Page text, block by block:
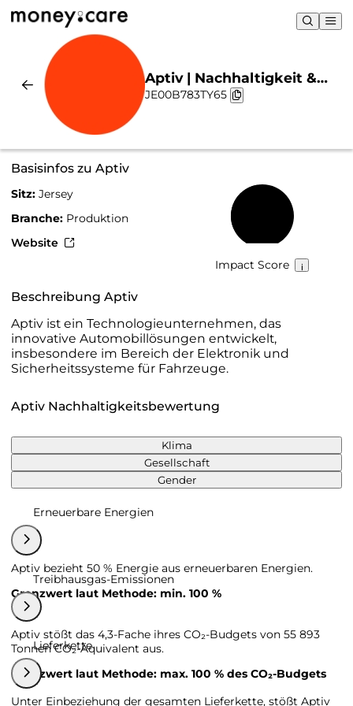
Aptiv | Nachhaltigkeit &
Chart
JE00B783TY65
Basisinfos zu Aptiv
Sitz: Jersey
Branche: Produktion
Website
Impact Score
Beschreibung Aptiv
Aptiv ist ein Technologieunternehmen, das
innovative Automobillösungen entwickelt,
insbesondere im Bereich der Elektronik und
Sicherheitssysteme für Fahrzeuge.
Aptiv Nachhaltigkeitsbewertung
Klima
Gesellschaft
Gender
Erneuerbare Energien
Aptiv bezieht 50 % Energie aus erneuerbaren Energien.
Grenzwert laut Methode: min. 100 %
Treibhausgas-Emissionen
Aptiv stößt das 4,3-Fache ihres CO₂-Budgets von 55 893
Tonnen CO₂-Äquivalent aus.
Grenzwert laut Methode: max. 100 % des CO₂-Budgets
Lieferkette
Unter Einbeziehung der gesamten Lieferkette, stößt Aptiv